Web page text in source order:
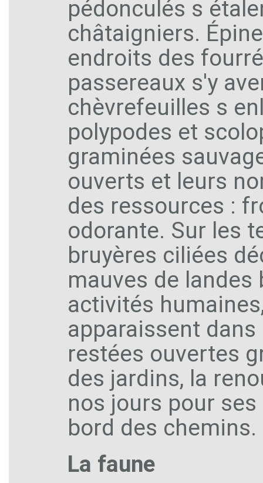
pédonculés s
châtaigniers.
endroits des
passereaux s'y
chèvrefeuilles s
polypodes et
graminées
ouverts et leurs
des ressources :
odorante. Sur les
bruyères ciliées
mauves de landes
activités
apparaissent
restées ouvertes
des jardins, la
nos jours pour
bord des chemins.
La faune